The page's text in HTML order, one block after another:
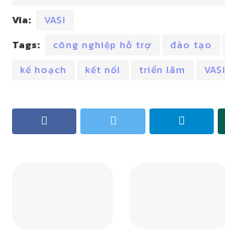
Via:
VASI
Tags:
công nghiệp hỗ trợ đào tạo
kế hoạch
kết nối triển lãm VASI